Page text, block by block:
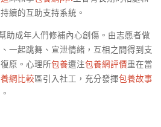
續的互助支持系統。
助成年人們修補內心創傷。由志愿者做
一起跳舞、宣泄情緒，互相之間得到支
原。心理所包養還注包養網評價重在當
網比較區引入社工，充分發揮包養故事